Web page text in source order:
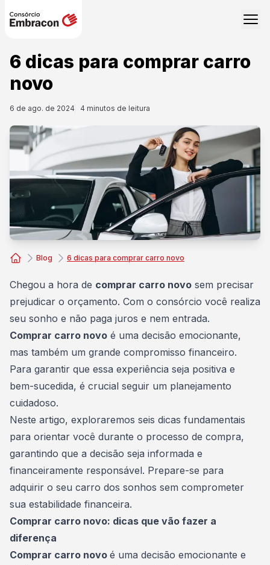
6 dicas para comprar carro
novo
6 de ago. de 2024 4 minutos de leitura
Blog 6 dicas para comprar carro novo
Chegou a hora de comprar carro novo sem precisar
prejudicar o orçamento. Com o consórcio você realiza
seu sonho e não paga juros e nem entrada.
Comprar carro novo é uma decisão emocionante,
mas também um grande compromisso financeiro.
Para garantir que essa experiência seja positiva e
bem-sucedida, é crucial seguir um planejamento
cuidadoso.
Neste artigo, exploraremos seis dicas fundamentais
para orientar você durante o processo de compra,
garantindo que a decisão seja informada e
financeiramente responsável. Prepare-se para
adquirir o seu carro dos sonhos sem comprometer
sua estabilidade financeira.
Comprar carro novo: dicas que vão fazer a
diferença
Comprar carro novo é uma decisão emocionante e